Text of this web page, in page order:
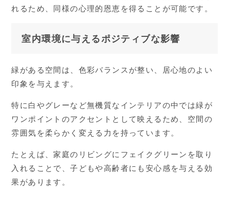
れるため、同様の心理的恩恵を得ることが可能です。
室内環境に与えるポジティブな影響
緑がある空間は、色彩バランスが整い、居心地のよい
印象を与えます。
特に白やグレーなど無機質なインテリアの中では緑が
ワンポイントのアクセントとして映えるため、空間の
雰囲気を柔らかく変える力を持っています。
たとえば、家庭のリビングにフェイクグリーンを取り
入れることで、子どもや高齢者にも安心感を与える効
果があります。